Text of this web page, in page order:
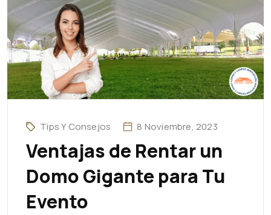
Tips Y Consejos 8 Noviembre, 2023
Ventajas de Rentar un
Domo Gigante para Tu
Evento